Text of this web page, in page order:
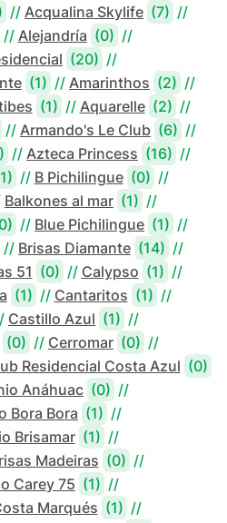
// Acqualina Skylife (7) //
// Alejandría (0) //
(20) //
(1) // Amarinthos (2) //
(1) // Aquarelle (2) //
// Armando's Le Club (6) //
// Azteca Princess (16) //
// B Pichilingue (0) //
Balkones al mar (1) //
// Blue Pichilingue (1) //
// Brisas Diamante (14) //
51 (0) // Calypso (1) //
(1) // Cantaritos (1) //
Castillo Azul (1) //
(0) // Cerromar (0) //
Residencial Costa Azul (0)
Anáhuac (0) //
Bora Bora (1) //
Brisamar (1) //
Madeiras (0) //
Carey 75 (1) //
Marqués (1) //